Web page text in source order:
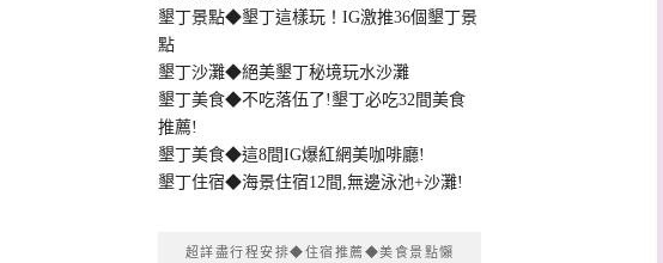
墾丁景點◆墾丁這樣玩！IG激推36個墾丁景
點
墾丁沙灘◆絕美墾丁秘境玩水沙灘
墾丁美食◆不吃落伍了!墾丁必吃32間美食
推薦!
墾丁美食◆這8間IG爆紅網美咖啡廳!
墾丁住宿◆海景住宿12間,無邊泳池+沙灘!
超詳盡行程安排◆住宿推薦◆美食景點懶